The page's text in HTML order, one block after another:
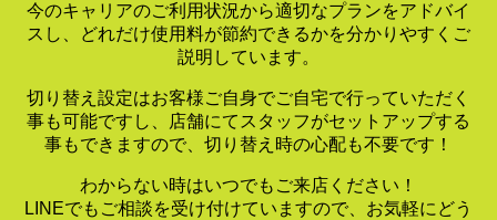
今のキャリアのご利用状況から適切なプランをアドバイ
スし、
どれだけ使用料が節約できるかを分かりやすくご
説明しています。
切り替え設定はお客様ご自身でご自宅で行っていただく
事も可能ですし、
店舗にてスタッフがセットアップする
事もできますので、 切り替え時の心配も不要です！
わからない時はいつでもご来店ください！
LINEでもご相談を受け付けていますので、お気軽にどう